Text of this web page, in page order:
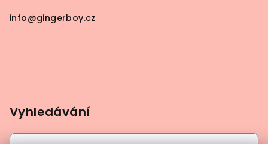
info@gingerboy.cz
Vyhledávání